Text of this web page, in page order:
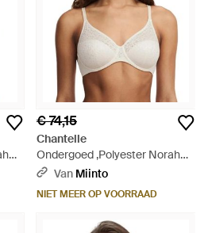
€ 74,15
Chantelle
Ondergoed ,Polyester Norah
Voorgevormde Full Coverage
Van Miinto
NIET MEER OP VOORRAAD